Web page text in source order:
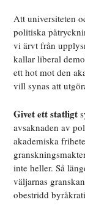
Att universiteten
politiska
vi ärvt från
kallar liberal
ett hot mot den
vill synas att
Givet ett statligt
avsaknaden av
akademiska
inte heller. Så
väljarnas
obestridd